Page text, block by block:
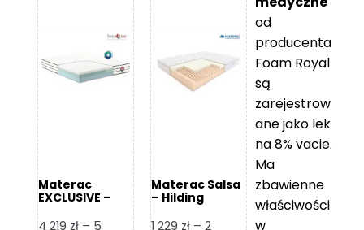
Materac
EXCLUSIVE –
4 219 zł – 5
Materac Salsa
– Hilding
1 229 zł – 2
od
producenta
Foam Royal
są
zarejestrow
ane jako lek
na 8% vacie.
Ma
zbawienne
właściwości
w